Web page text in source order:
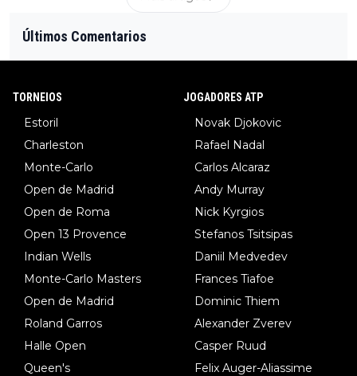
Últimos Comentarios
TORNEIOS
Estoril
Charleston
Monte-Carlo
Open de Madrid
Open de Roma
Open 13 Provence
Indian Wells
Monte-Carlo Masters
Open de Madrid
Roland Garros
Halle Open
Queen's
JOGADORES ATP
Novak Djokovic
Rafael Nadal
Carlos Alcaraz
Andy Murray
Nick Kyrgios
Stefanos Tsitsipas
Daniil Medvedev
Frances Tiafoe
Dominic Thiem
Alexander Zverev
Casper Ruud
Felix Auger-Aliassime